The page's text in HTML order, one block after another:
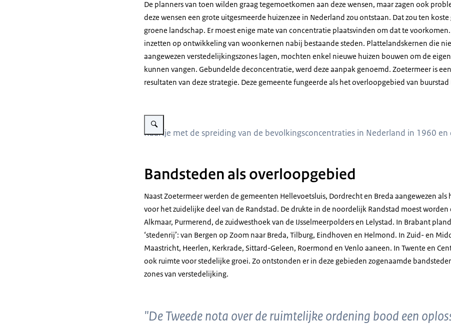
De planners van toen wilden graag tegemoetkomen aan deze wensen, maar zagen ook
deze wensen een grote uitgesmeerde huizenzee in Nederland zou ontstaan. Dat zou ten
groene landschap. Er moest enige mate van concentratie plaatsvinden om dat te
inzetten op ontwikkeling van woonkernen nabij bestaande steden. Plattelandskernen die
aangewezen verstedelijkingszones lagen, mochten enkel nieuwe huizen bouwen om de
kunnen vangen. Gebundelde deconcentratie, werd deze aanpak genoemd. Zoetermeer is
resultaten van deze strategie. Deze gemeente fungeerde als het overloopgebied van buurstad
Vergroot afbeelding Tweede kaarten van Nederland naast elkaar met bruine bolletjes erop.
Kaartje met de spreiding van de bevolkingsconcentraties in Nederland in 1960
Bandsteden als overloopgebied
Naast Zoetermeer werden de gemeenten Hellevoetsluis, Dordrecht en Breda aangewezen
voor het zuidelijke deel van de Randstad. De drukte in de noordelijk Randstad moest worden
Alkmaar, Purmerend, de zuidwesthoek van de IJsselmeerpolders en Lelystad. In Brabant
‘stedenrij’: van Bergen op Zoom naar Breda, Tilburg, Eindhoven en Helmond. In Zuid- en
Maastricht, Heerlen, Kerkrade, Sittard-Geleen, Roermond en Venlo aaneen. In Twente en
ook ruimte voor stedelijke groei. Zo ontstonden er in deze gebieden zogenaamde
zones van verstedelijking.
"De Tweede nota over de ruimtelijke ordening bood een